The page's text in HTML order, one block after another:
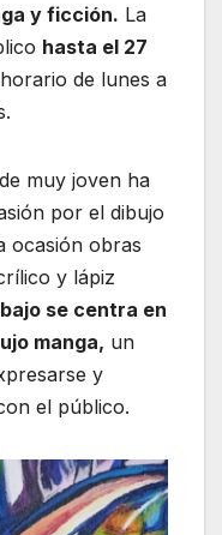
y ficción. La
hasta el 27
de lunes a
muy joven ha
por el dibujo
ocasión obras
y lápiz
se centra en
manga, un
y
el público.